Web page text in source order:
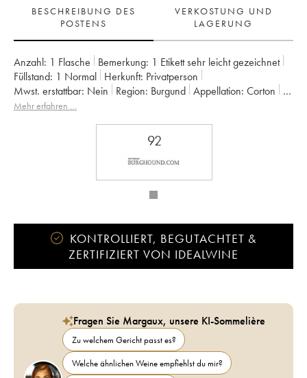
BESCHREIBUNG DES
POSTENS
VERKOSTUNG UND
LAGERUNG
Anzahl: 1 Flasche Bemerkung: 1 Etikett sehr leicht gezeichnet
Füllstand: 1 Normal Herkunft:
privatperson
Mwst. erstattbar:
nein Region: Burgund Appellation:
Corton
Klassifizierung:
Mehr erfahren …
92
KONTROLLIERT, BEGUTACHTET &
ZERTIFIZIERT VON IDEALWINE
Fragen Sie Margaux, unsere KI-Sommelière
Zu welchem Gericht passt es?
Welche ähnlichen Weine empfiehlst du mir?